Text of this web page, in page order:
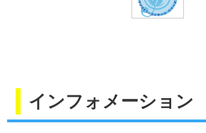
インフォメーション